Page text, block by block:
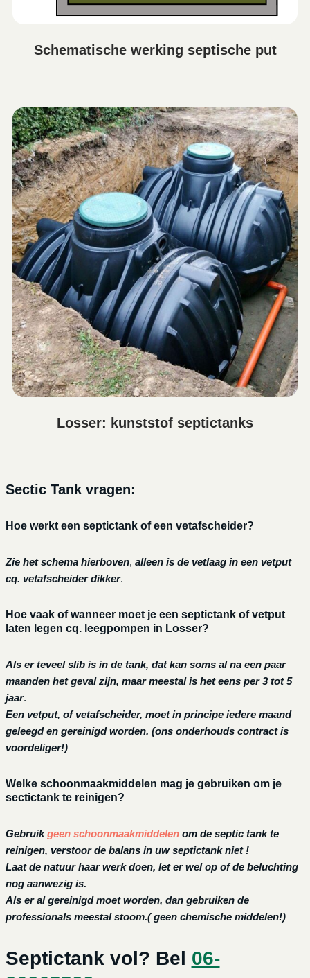
Schematische werking septische put
Losser: kunststof septictanks
Sectic Tank vragen:
Hoe werkt een septictank of een vetafscheider?
Zie het schema hierboven, alleen is de vetlaag in een vetput
cq. vetafscheider dikker.
Hoe vaak of wanneer moet je een septictank of vetput
laten legen cq. leegpompen in Losser?
Als er teveel slib is in de tank, dat kan soms al na een paar
maanden het geval zijn, maar meestal is het eens per 3 tot 5
jaar.
Een vetput, of vetafscheider, moet in principe iedere maand
geleegd en gereinigd worden. (ons onderhouds contract is
voordeliger!)
Welke schoonmaakmiddelen mag je gebruiken om je
sectictank te reinigen?
Gebruikgeen schoonmaakmiddelen om de septic tank te
reinigen, verstoor de balans in uw septictank niet !
Laat de natuur haar werk doen, let er wel op of de beluchting
nog aanwezig is.
Als er al gereinigd moet worden, dan gebruiken de
professionals meestal stoom.( geen chemische middelen!)
Septictank vol? Bel 06-